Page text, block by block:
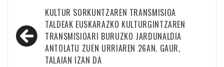
Bidalketetan
zehar
nabigatu
KULTUR SORKUNTZAREN TRANSMISIOA
TALDEAK EUSKARAZKO KULTURGINTZAREN
TRANSMISIOARI BURUZKO JARDUNALDIA
ANTOLATU ZUEN URRIAREN 26AN. GAUR,
TALAIAN IZAN DA